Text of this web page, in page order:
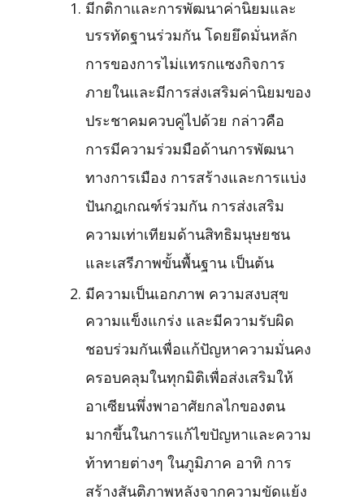
มีกติกาและการพัฒนาค่านิยมและ
บรรทัดฐานร่วมกัน โดยยึดมั่นหลัก
การของการไม่แทรกแซงกิจการ
ภายในและมีการส่งเสริมค่านิยมของ
ประชาคมควบคู่ไปด้วย กล่าวคือ
การมีความร่วมมือด้านการพัฒนา
ทางการเมือง การสร้างและการแบ่ง
ปันกฎเกณฑ์ร่วมกัน การส่งเสริม
ความเท่าเทียมด้านสิทธิมนุษยชน
และเสรีภาพขั้นพื้นฐาน เป็นต้น
มีความเป็นเอกภาพ ความสงบสุข
ความแข็งแกร่ง และมีความรับผิด
ชอบร่วมกันเพื่อแก้ปัญหาความมั่นคง
ครอบคลุมในทุกมิติเพื่อส่งเสริมให้
อาเซียนพึ่งพาอาศัยกลไกของตน
มากขึ้นในการแก้ไขปัญหาและความ
ท้าทายต่างๆ ในภูมิภาค อาทิ การ
สร้างสันติภาพหลังจากความขัดแย้ง